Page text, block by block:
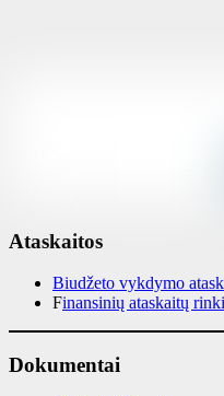
Ataskaitos
Biudžeto vykdymo
Finansinių ataskaitų
Dokumentai